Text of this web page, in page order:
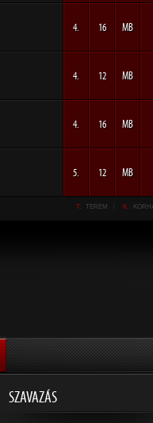
4. 16 MB
4. 12 MB
4. 16 MB
5. 12 MB
T. TEREM K.
SZAVAZÁS